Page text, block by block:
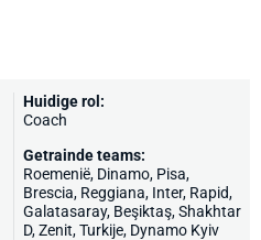
Huidige rol:
Coach
Getrainde teams:
Roemenië, Dinamo, Pisa,
Brescia, Reggiana, Inter, Rapid,
Galatasaray, Beşiktaş,Shakhtar
D,Zenit,Turkije, Dynamo Kyiv